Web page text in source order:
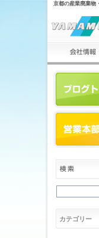
京都の産業廃棄物
カテゴリー